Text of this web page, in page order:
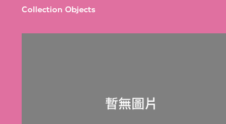
Collection Objects